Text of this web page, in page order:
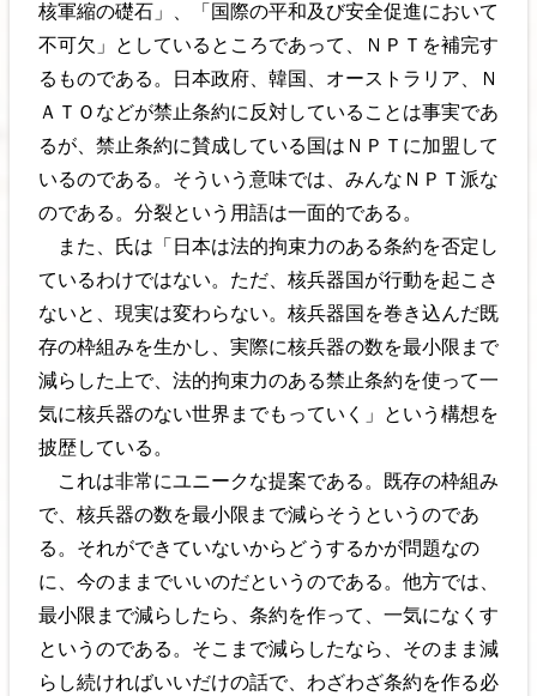
核軍縮の礎石」、「国際の平和及び安全促進において
不可欠」としているところであって、ＮＰＴを補完す
るものである。日本政府、韓国、オーストラリア、Ｎ
ＡＴＯなどが禁止条約に反対していることは事実であ
るが、禁止条約に賛成している国はＮＰＴに加盟して
いるのである。そういう意味では、みんなＮＰＴ派な
のである。分裂という用語は一面的である。
また、氏は「日本は法的拘束力のある条約を否定し
ているわけではない。ただ、核兵器国が行動を起こさ
ないと、現実は変わらない。核兵器国を巻き込んだ既
存の枠組みを生かし、実際に核兵器の数を最小限まで
減らした上で、法的拘束力のある禁止条約を使って一
気に核兵器のない世界までもっていく」という構想を
披歴している。
これは非常にユニークな提案である。既存の枠組み
で、核兵器の数を最小限まで減らそうというのであ
る。それができていないからどうするかが問題なの
に、今のままでいいのだというのである。他方では、
最小限まで減らしたら、条約を作って、一気になくす
というのである。そこまで減らしたなら、そのまま減
らし続ければいいだけの話で、わざわざ条約を作る必